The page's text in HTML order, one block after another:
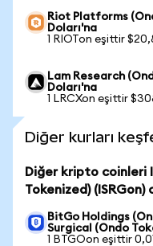
Riot Platforms
Doları'na
1 RIOTon eşittir
Lam Research
Doları'na
1 LRCXon eşittir
Diğer kurları
Diğer kripto coinleri
Tokenized)
BitGo Holdings
Surgical (Ondo
1 BTGOon eşittir